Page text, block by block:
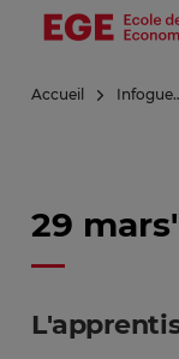
Aller
principal
Accueil
29